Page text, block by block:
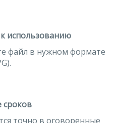
использованию
файл в нужном формате
точно в оговоренные